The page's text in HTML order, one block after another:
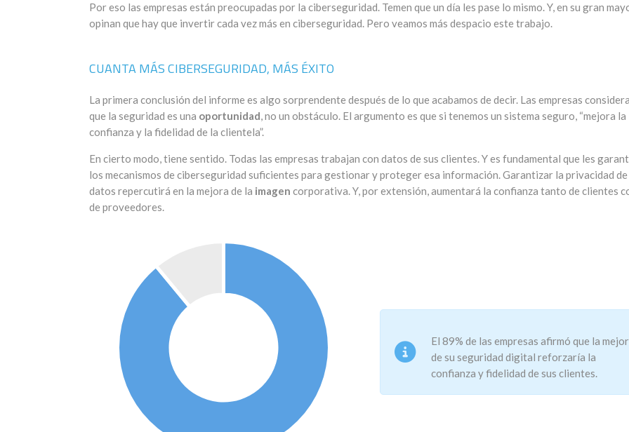
Por eso las empresas están preocupadas por la ciberseguridad. Temen que un día les pase lo mismo. Y, en su gran
opinan que hay que invertir cada vez más en ciberseguridad. Pero veamos más despacio este trabajo.
CUANTA MÁS CIBERSEGURIDAD, MÁS ÉXITO
La primera conclusión del informe es algo sorprendente después de lo que acabamos de decir. Las empresas
que la seguridad es una oportunidad, no un obstáculo. El argumento es que si tenemos un sistema seguro, “mejora la
confianza y la fidelidad de la clientela”.
En cierto modo, tiene sentido. Todas las empresas trabajan con datos de sus clientes. Y es fundamental que les
los mecanismos de ciberseguridad suficientes para gestionar y proteger esa información. Garantizar la privacidad
datos repercutirá en la mejora de la imagen corporativa. Y, por extensión, aumentará la confianza tanto de clientes
de proveedores.
El 89% de las empresas afirmó que la
de su seguridad digital reforzaría la
confianza y fidelidad de sus clientes.